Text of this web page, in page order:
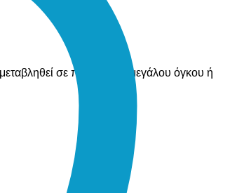
σε περίπτωση μεγάλου όγκου ή